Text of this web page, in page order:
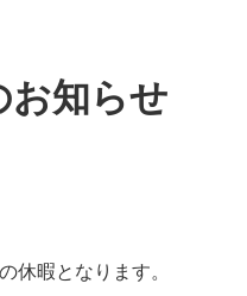
お知らせ
休暇となります。